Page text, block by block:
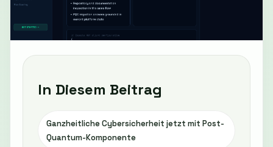
In Diesem Beitrag
Ganzheitliche Cybersicherheit jetzt mit Post-
Quantum-Komponente